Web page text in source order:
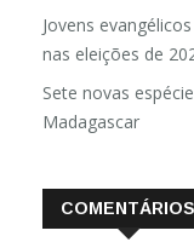
Jovens
nas eleições de
Sete novas
Madagascar
COMENTÁRIOS